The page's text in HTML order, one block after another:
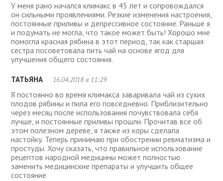
У меня рано начался климакс в 45 лет и сопровождался
он сильными проявлениями. Резкие изменения настроения,
постоянные приливы и депрессивное состояние. Раньше я
и подумать не могла, что такое может быть! Хорошо мне
помогла красная рябина в этот период, так как старшая
сестра посоветовала пить чай на основе ягод для
улучшения общего состояния.
ТАТЬЯНА 16.04.2018 в 11:29
Я постоянно во время климакса заваривала чай из сухих
плодов рябины и пила его повседневно. Приблизительно
через месяц после использования почувствовала себя
лучше, и постоянные приливы прошли. Прочитав все об
этом полезном дереве, я также из коры сделала
настойку. Теперь принимаю при обострении ревматизма и
простуды. Хочу сказать, что правильное использование
рецептов народной медицины может полностью
заменить медицинские препараты и улучшить общее
состояние